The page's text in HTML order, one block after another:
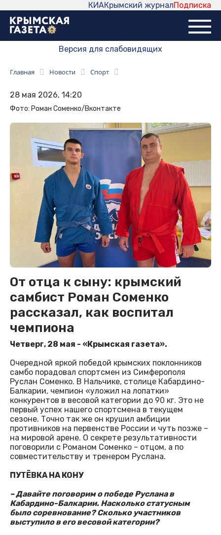
Подписка
Крымский журнал
КИА
Версия для слабовидящих
Главная Новости Спорт
28 мая 2026, 14:20
Фото: Роман Соменко/Вконтакте
От отца к сыну: крымский
самбист Роман Соменко
рассказал, как воспитал
чемпиона
Четверг, 28 мая - «Крымская газета».
Очередной яркой победой крымских поклонников
самбо порадовал спортсмен из Симферополя
Руслан Соменко. В Нальчике, столице Кабардино-
Балкарии, чемпион «уложил на лопатки»
конкурентов в весовой категории до 90 кг. Это не
первый успех нашего спортсмена в текущем
сезоне. Точно так же он крушил амбиции
противников на первенстве России и чуть позже –
на мировой арене. О секрете результативности
поговорили с Романом Соменко – отцом, а по
совместительству и тренером Руслана.
ПУТЁВКА НА КОНУ
– Давайте поговорим о победе Руслана в
Кабардино-Балкарии. Насколько статусным
было соревнование? Сколько участников
выступило в его весовой категории?